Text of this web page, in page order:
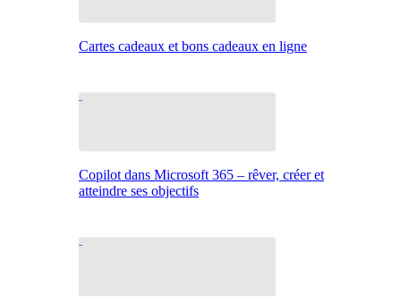
Cartes cadeaux et bons cadeaux en ligne
Copilot dans Microsoft 365 – rêver, créer et
atteindre ses objectifs